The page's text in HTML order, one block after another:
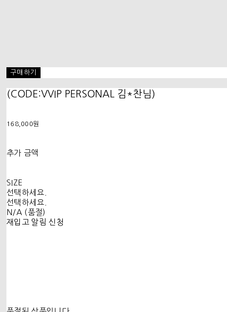
구매하기
(CODE:VVIP PERSONAL 김*찬님)
168,000원
추가 금액
SIZE
선택하세요.
선택하세요.
N/A (품절)
재입고 알림 신청